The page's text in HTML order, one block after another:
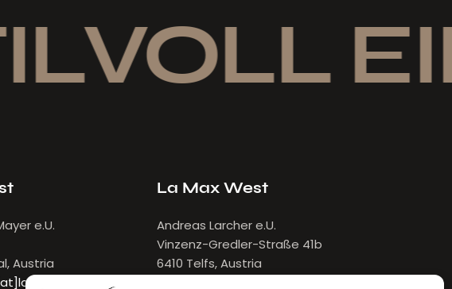
e.U.
Austria
La Max West
Andreas Larcher e.U.
Vinzenz-Gredler-Straße 41b
6410 Telfs, Austria